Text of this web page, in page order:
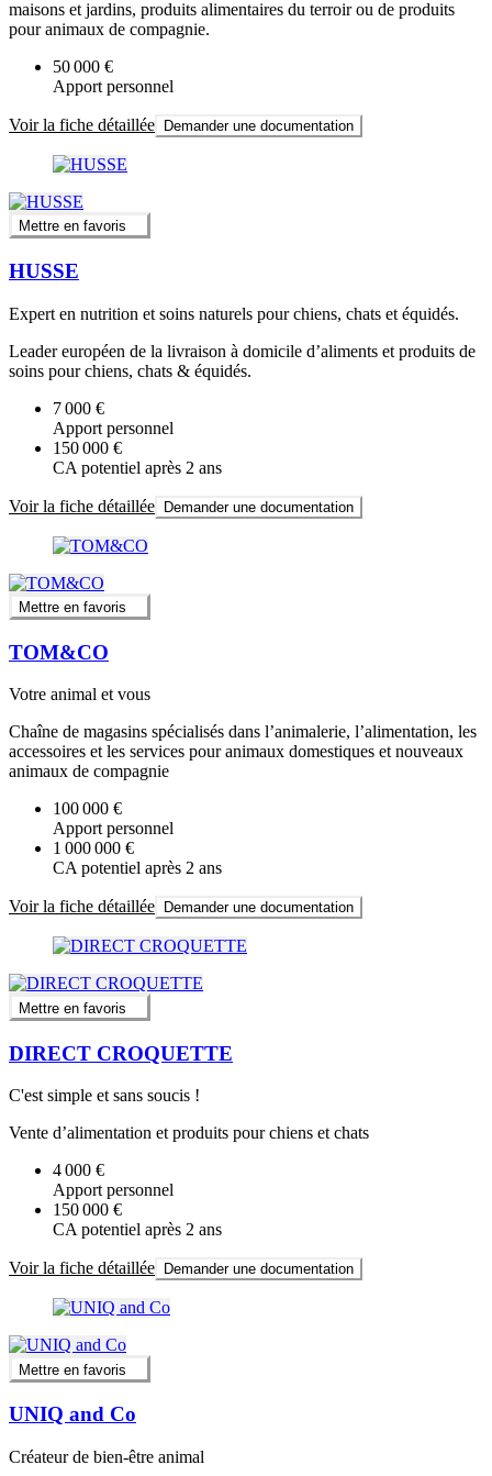
maisons et jardins, produits alimentaires du terroir ou de produits
pour animaux de compagnie.
50 000 €
Apport personnel
Voir la fiche détaillée Demander une documentation
Mettre en favoris
HUSSE
Expert en nutrition et soins naturels pour chiens, chats et équidés.
Leader européen de la livraison à domicile d’aliments et produits de
soins pour chiens, chats & équidés.
7 000 €
Apport personnel
150 000 €
CA potentiel après 2 ans
Voir la fiche détaillée Demander une documentation
Mettre en favoris
TOM&CO
Votre animal et vous
Chaîne de magasins spécialisés dans l’animalerie, l’alimentation, les
accessoires et les services pour animaux domestiques et nouveaux
animaux de compagnie
100 000 €
Apport personnel
1 000 000 €
CA potentiel après 2 ans
Voir la fiche détaillée Demander une documentation
Mettre en favoris
DIRECT CROQUETTE
C'est simple et sans soucis !
Vente d’alimentation et produits pour chiens et chats
4 000 €
Apport personnel
150 000 €
CA potentiel après 2 ans
Voir la fiche détaillée Demander une documentation
Mettre en favoris
UNIQ and Co
Créateur de bien-être animal